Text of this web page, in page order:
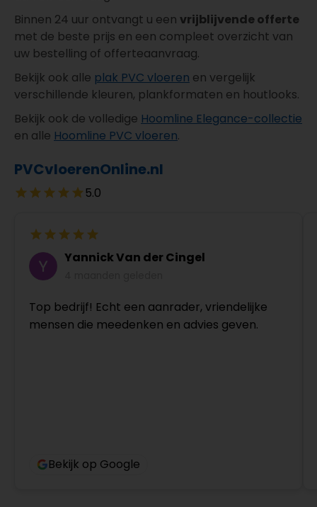
Binnen 24 uur ontvangt u een vrijblijvende offerte
met de beste prijs en een compleet overzicht van
uw bestelling of offerteaanvraag.
Bekijk ook alle plak PVC vloeren en vergelijk
verschillende kleuren, plankformaten en houtlooks.
Bekijk ook de volledige Hoomline Elegance-collectie
en alle Hoomline PVC vloeren.
PVCvloerenOnline.nl
5.0
Yannick Van der Cingel
Top bedrijf! Echt een aanrader, vriendelijke
mensen die meedenken en advies geven.
Bekijk op Google